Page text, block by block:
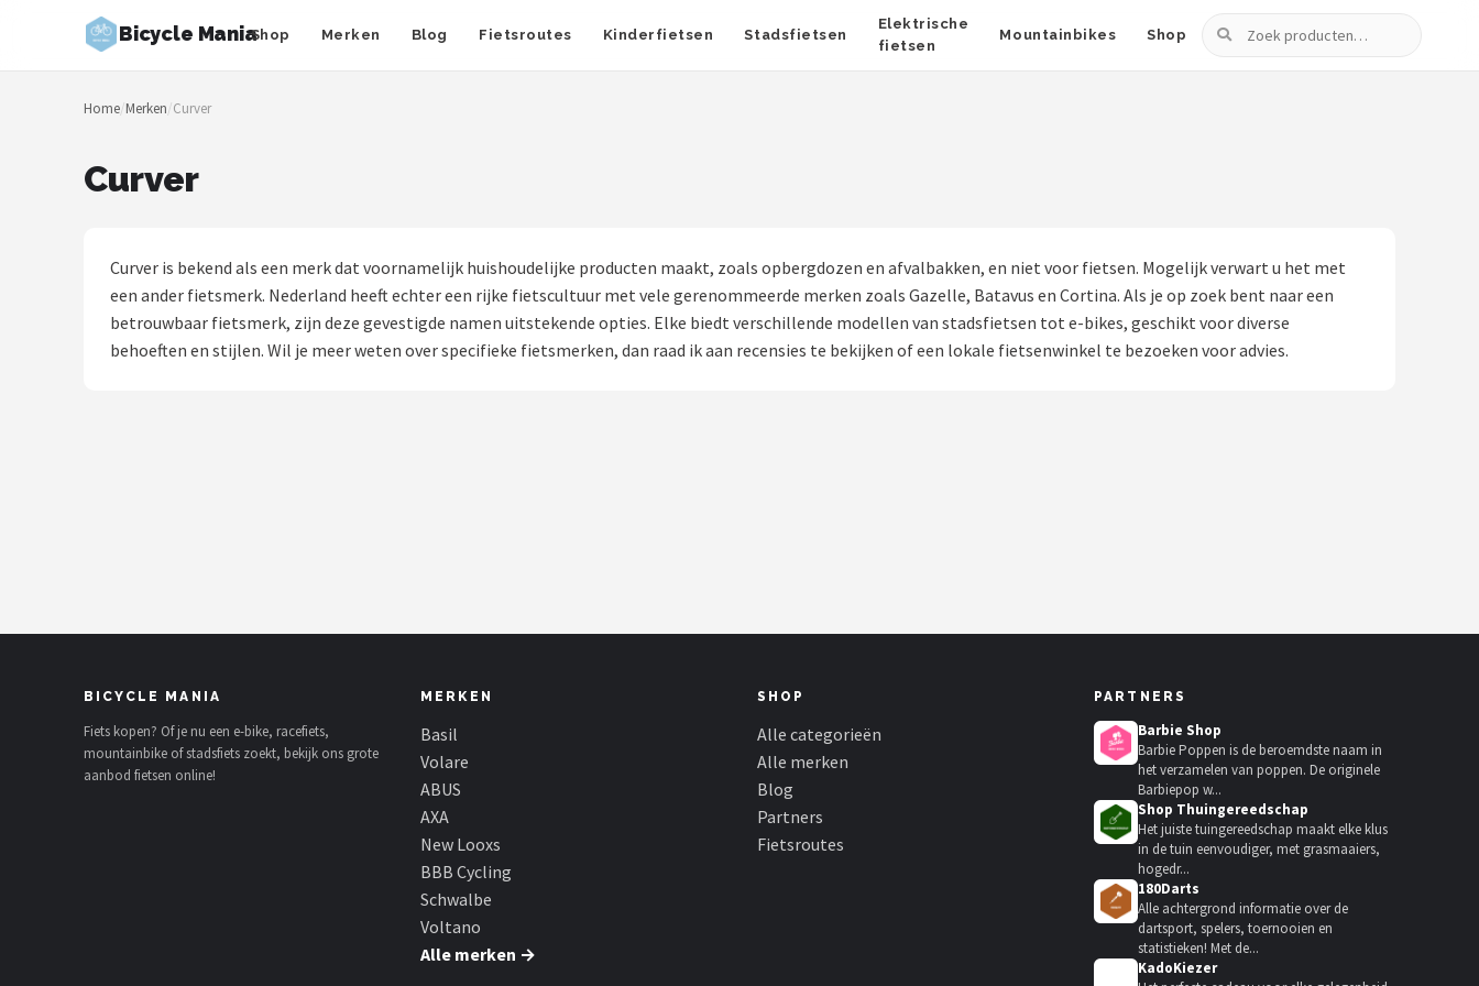
Bicycle ManiaShop Merken Blog Fietsroutes Kinderfietsen Stadsfietsen
Elektrische
fietsen
Mountainbikes Shop
Zoeken
Zoeken
NAVIGATIE
Fietsroutes
Volare
ABUS
Home/Merken/Curver
Curver
Curver is bekend als een merk dat voornamelijk huishoudelijke producten maakt, zoals opbergdozen en afvalbakken, en niet voor fietsen. Mogelijk verwart u het met
een ander fietsmerk. Nederland heeft echter een rijke fietscultuur met vele gerenommeerde merken zoals Gazelle, Batavus en Cortina. Als je op zoek bent naar een
betrouwbaar fietsmerk, zijn deze gevestigde namen uitstekende opties. Elke biedt verschillende modellen van stadsfietsen tot e-bikes, geschikt voor diverse
behoeften en stijlen. Wil je meer weten over specifieke fietsmerken, dan raad ik aan recensies te bekijken of een lokale fietsenwinkel te bezoeken voor advies.
BICYCLE MANIA
Fiets kopen? Of je nu een e-bike, racefiets,
mountainbike of stadsfiets zoekt, bekijk ons grote
aanbod fietsen online!
MERKEN
Basil
Volare
ABUS
AXA
New Looxs
BBB Cycling
Schwalbe
Voltano
Alle merken →
SHOP
Alle categorieën
Alle merken
Blog
Partners
Fietsroutes
PARTNERS
Barbie Shop
Barbie Poppen is de beroemdste naam in
het verzamelen van poppen. De originele
Barbiepop w...
Shop Thuingereedschap
Het juiste tuingereedschap maakt elke klus
in de tuin eenvoudiger, met grasmaaiers,
hogedr...
180Darts
Alle achtergrond informatie over de
dartsport, spelers, toernooien en
statistieken! Met de...
KadoKiezer